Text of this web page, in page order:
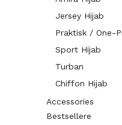
Jersey Hijab
Praktisk / One-
Sport Hijab
Turban
Chiffon Hijab
Accessories
Bestsellere